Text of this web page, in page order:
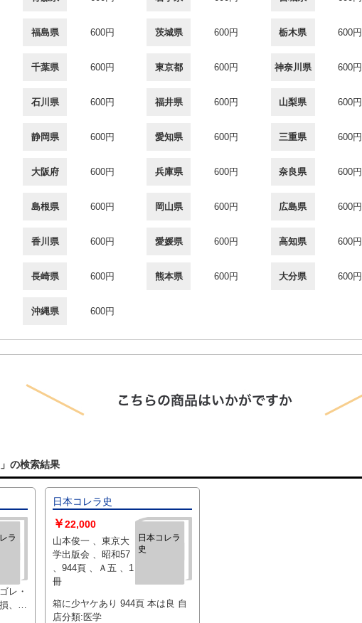
福島県 600円 茨城県 600円 栃木県 600円
千葉県 600円 東京都 600円 神奈川県 600円
石川県 600円 福井県 600円 山梨県 600円
静岡県 600円 愛知県 600円 三重県 600円
大阪府 600円 兵庫県 600円 奈良県 600円
島根県 600円 岡山県 600円 広島県 600円
香川県 600円 愛媛県 600円 高知県 600円
長崎県 600円 熊本県 600円 大分県 600円
沖縄県 600円
の検索結果
ラ
レ・
、本
日本コレラ史
日本コレラ
史
￥22,000
山本俊一 、東京大
学出版会 、昭和57
、944頁 、Ａ五 、1
冊
箱に少ヤケあり 944頁 本は良 自
店分類:医学